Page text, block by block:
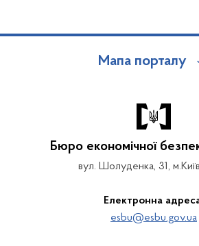
Мапа порталу
Бюро економічної
вул. Шолуденка, 31,
Електронна
esbu@esbu.gov.ua